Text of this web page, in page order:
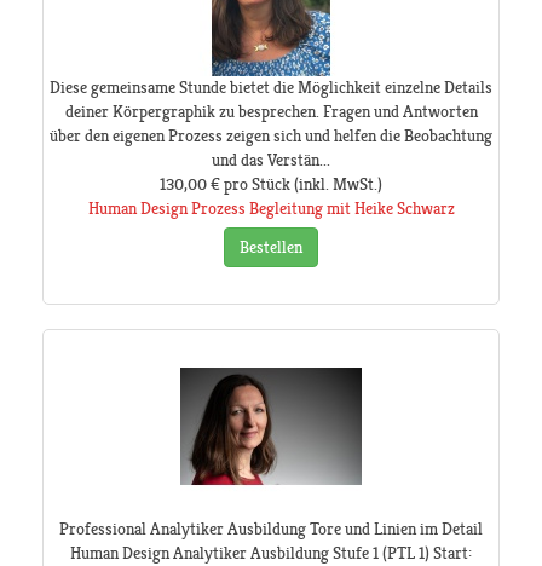
Diese gemeinsame Stunde bietet die Möglichkeit einzelne Details
deiner Körpergraphik zu besprechen. Fragen und Antworten
über den eigenen Prozess zeigen sich und helfen die Beobachtung
und das Verstän...
130,00 €pro Stück(inkl. MwSt.)
Human Design Prozess Begleitung mit Heike Schwarz
Bestellen
Professional Analytiker Ausbildung Tore und Linien im Detail
Human Design Analytiker Ausbildung Stufe 1 (PTL 1) Start: